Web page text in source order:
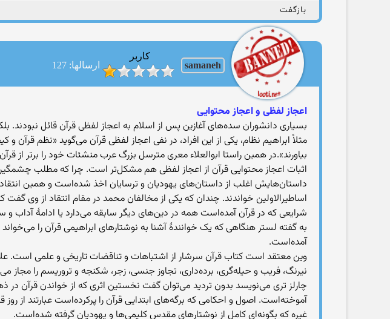
بازگفت
samaneh
کاربر
ارسالها: 127
اعجاز لفظی و اعجاز محتوایی
بسیاری دانشوران سده‌های آغازین پس از اسلام به اعجاز لفظی قرآن قائل
مثلاً ابراهیم نظام، یکی از این افراد، در نفی اعجاز لفظی قرآن می‌گوید «نظم
بیاورند».در همین راستا ابوالعلاء معری مترسل بزرگ عرب منشئات خود را برتر از
اثبات اعجاز محتوایی قرآن از اعجاز لفظی هم مشکل‌تر است. چرا که مطلب چشمگیر
داستان‌هایش اغلب از داستان‌های یهودیان و ترسایان اخذ شده‌است و همین
اساطیرالاولین خواندند. چندان که یکی از مخالفان محمد در مقام انتقاد از
شرایعی که در قرآن آمده‌است همه در دین‌های دیگر سابقه می‌دارد یا ادامهٔ آداب
به گفته لستر هنگاهی که یک خوانندهٔ آشنا به نوشتارهای ابراهیمی قرآن را
آمده‌است.
وین معتقد است کتاب قرآن سرشار از اشتباهات و تناقضات تاریخی و علمی است.
نیرنگ، فریب و حیله‌گری، برده‌داری، تجاوز جنسی، زجر، شکنجه و تروریسم را مجاز
چارلز تری می‌نویسد بدون تردید می‌توان گفت نخستین اثری که از خواندن قرآن
آموخته‌است. اصول و احکامی که برگه‌های ابتدایی قرآن را پرکرده‌است عبارتند از
غیره که بگونه‌ای کامل از نوشتارهای مقدس کلیمی‌ها و یهودیان گرفته شده‌است.